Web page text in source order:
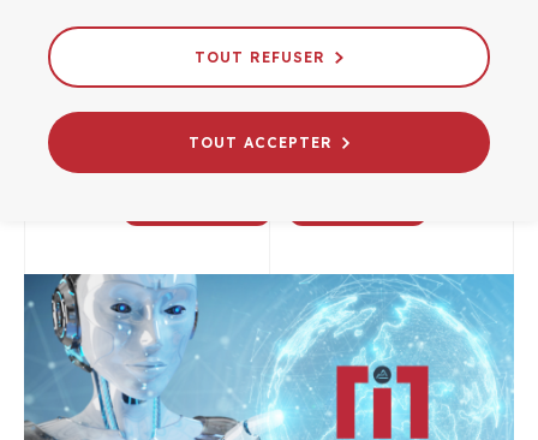
d’accompagnement au financement
de Minalogic ?
CROISSANCE FOCUS SERVICES ADHÉRENTS
TOUT REFUSER
TOUT ACCEPTER